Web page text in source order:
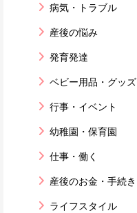
病気・トラブル
産後の悩み
発育発達
ベビー用品・グッズ
行事・イベント
幼稚園・保育園
仕事・働く
産後のお金・手続き
ライフスタイル